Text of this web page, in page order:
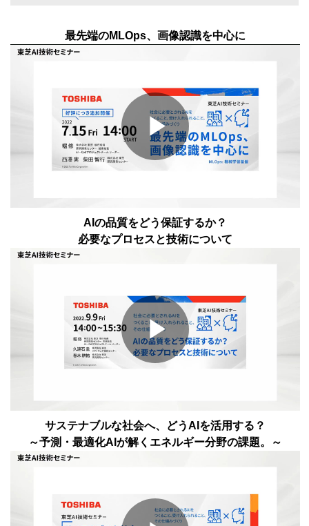
最先端のMLOps、画像認識を中心に
Play
Video
AIの品質をどう保証するか？
必要なプロセスと技術について
Play
Video
サステナブルな社会へ、どうAIを活用する？
～予測・最適化AIが解くエネルギー分野の課題。～